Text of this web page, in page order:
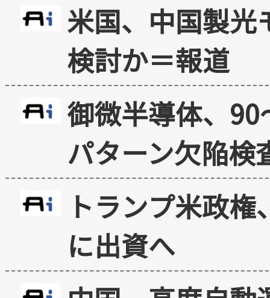
米国、中国製光
検討か＝報道
御微半導体、
パターン欠陥検
トランプ米政
に出資へ